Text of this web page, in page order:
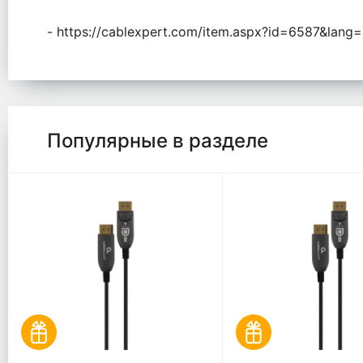
- https://cablexpert.com/
Популярные в разделе